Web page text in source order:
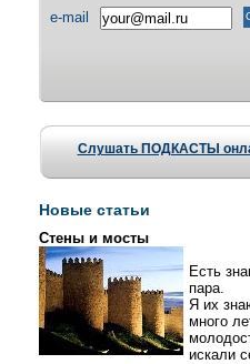
e-mail
Слушать ПОДКАСТЫ
Новые статьи
Стены и мосты
Есть
пара.
Я их
много
искали